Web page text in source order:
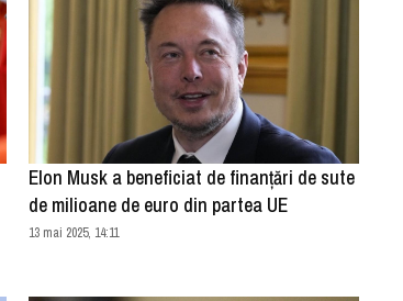
Elon Musk a beneficiat de finanţări de sute
de milioane de euro din partea UE
13 mai 2025, 14:11